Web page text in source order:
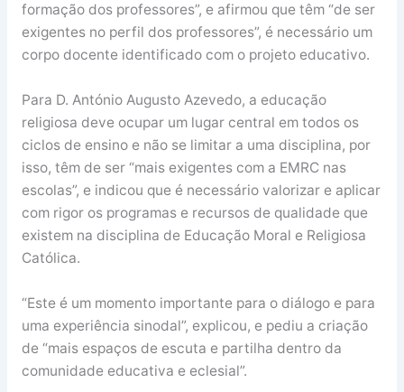
formação dos professores”, e afirmou que têm “de ser
exigentes no perfil dos professores”, é necessário um
corpo docente identificado com o projeto educativo.
Para D. António Augusto Azevedo, a educação
religiosa deve ocupar um lugar central em todos os
ciclos de ensino e não se limitar a uma disciplina, por
isso, têm de ser “mais exigentes com a EMRC nas
escolas”, e indicou que é necessário valorizar e aplicar
com rigor os programas e recursos de qualidade que
existem na disciplina de Educação Moral e Religiosa
Católica.
“Este é um momento importante para o diálogo e para
uma experiência sinodal”, explicou, e pediu a criação
de “mais espaços de escuta e partilha dentro da
comunidade educativa e eclesial”.